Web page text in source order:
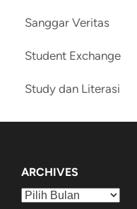
Sanggar Veritas
Student Exchange
Study dan Literasi
ARCHIVES
Archives